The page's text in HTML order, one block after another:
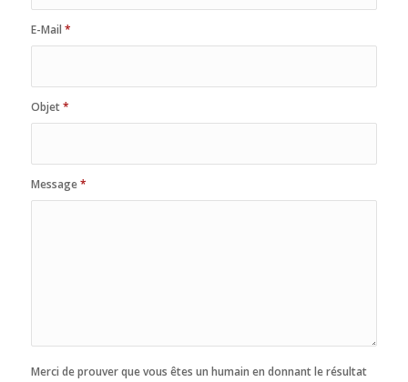
E-Mail *
Objet*
Message*
Merci de prouver que vous êtes un humain en donnant le résultat